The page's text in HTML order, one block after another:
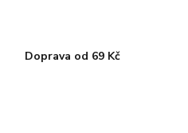
Doprava od 69 Kč